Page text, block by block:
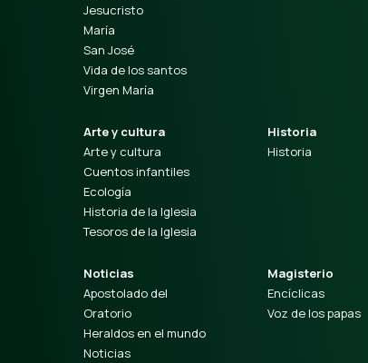
Jesucristo
María
San José
Vida de los santos
Virgen María
Arte y cultura
Arte y cultura
Cuentos infantiles
Ecología
Historia de la Iglesia
Tesoros de la Iglesia
Historia
Historia
Noticias
Apostolado del
Oratorio
Heraldos en el mundo
Noticias
Magisterio
Encíclicas
Voz de los papas